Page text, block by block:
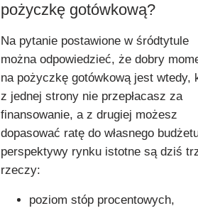
pożyczkę gotówkową?
Na pytanie postawione w śródtytule
można odpowiedzieć, że dobry
na pożyczkę gotówkową jest wtedy,
z jednej strony nie przepłacasz za
finansowanie, a z drugiej możesz
dopasować ratę do własnego
perspektywy rynku istotne są dziś
rzeczy:
poziom stóp procentowych,